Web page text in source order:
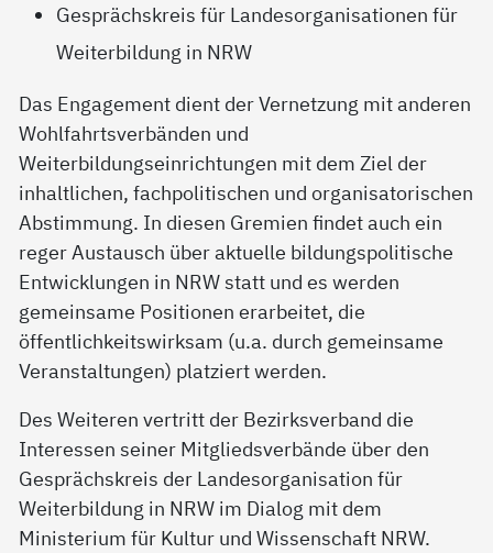
Gesprächskreis für Landesorganisationen für
Weiterbildung in NRW
Das Engagement dient der Vernetzung mit anderen
Wohlfahrtsverbänden und
Weiterbildungseinrichtungen mit dem Ziel der
inhaltlichen, fachpolitischen und organisatorischen
Abstimmung. In diesen Gremien findet auch ein
reger Austausch über aktuelle bildungspolitische
Entwicklungen in NRW statt und es werden
gemeinsame Positionen erarbeitet, die
öffentlichkeitswirksam (u.a. durch gemeinsame
Veranstaltungen) platziert werden.
Des Weiteren vertritt der Bezirksverband die
Interessen seiner Mitgliedsverbände über den
Gesprächskreis der Landesorganisation für
Weiterbildung in NRW im Dialog mit dem
Ministerium für Kultur und Wissenschaft NRW.